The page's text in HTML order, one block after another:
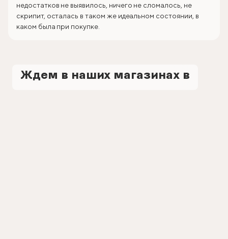
недостатков не выявилось, ничего не сломалось, не
скрипит, осталась в таком же идеальном состоянии, в
каком была при покупке.
Ждем в наших магазинах в